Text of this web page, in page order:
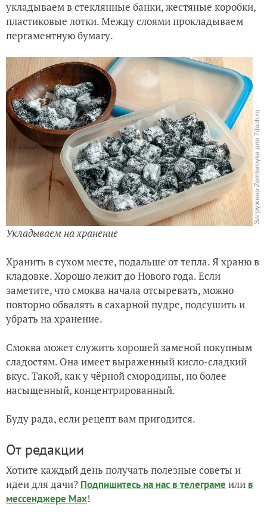
укладываем в стеклянные банки, жестяные коробки,
пластиковые лотки. Между слоями прокладываем
пергаментную бумагу.
Укладываем на хранение
Хранить в сухом месте, подальше от тепла. Я храню в
кладовке. Хорошо лежит до Нового года. Если
заметите, что смоква начала отсыревать, можно
повторно обвалять в сахарной пудре, подсушить и
убрать на хранение.
Смоква может служить хорошей заменой покупным
сладостям. Она имеет выраженный кисло-сладкий
вкус. Такой, как у чёрной смородины, но более
насыщенный, концентрированный.
Буду рада, если рецепт вам пригодится.
От редакции
Хотите каждый день получать полезные советы и
идеи для дачи? Подпишитесь на нас в телеграме или в
мессенджере Max!